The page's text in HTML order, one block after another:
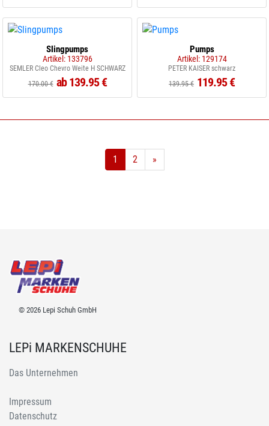
Slingpumps
Artikel: 133796
SEMLER Cleo Chevro Weite H SCHWARZ
170.00 € ab 139.95 €
Pumps
Artikel: 129174
PETER KAISER schwarz
139.95 € 119.95 €
1 2 »
© 2026 Lepi Schuh GmbH
LEPi MARKENSCHUHE
Das Unternehmen
Impressum
Datenschutz